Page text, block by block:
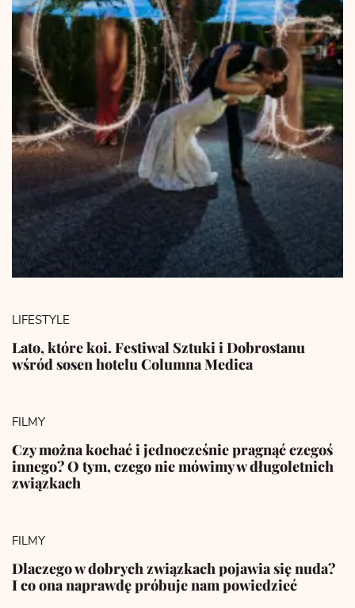
LIFESTYLE
Lato, które koi. Festiwal Sztuki i Dobrostanu
wśród sosen hotelu Columna Medica
FILMY
Czy można kochać i jednocześnie pragnąć czegoś
innego? O tym, czego nie mówimy w długoletnich
związkach
FILMY
Dlaczego w dobrych związkach pojawia się nuda?
I co ona naprawdę próbuje nam powiedzieć